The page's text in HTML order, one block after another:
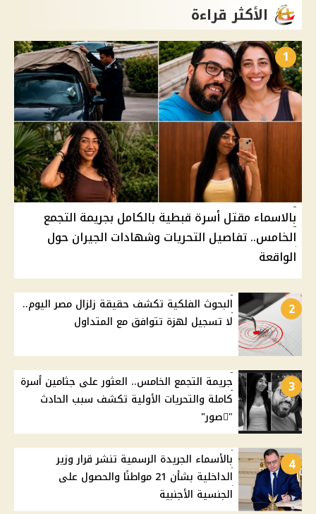
الأكثر قراءة
1
بالاسماء مقتل أسرة قبطية بالكامل بجريمة التجمع
الخامس.. تفاصيل التحريات وشهادات الجيران حول
الواقعة
2
البحوث الفلكية تكشف حقيقة زلزال مصر اليوم..
لا تسجيل لهزة تتوافق مع المتداول
3
جريمة التجمع الخامس.. العثور على جثامين أسرة
كاملة والتحريات الأولية تكشف سبب الحادث
"ًصور"
4
بالأسماء الجريدة الرسمية تنشر قرار وزير
الداخلية بشأن 21 مواطنًا والحصول على
الجنسية الأجنبية